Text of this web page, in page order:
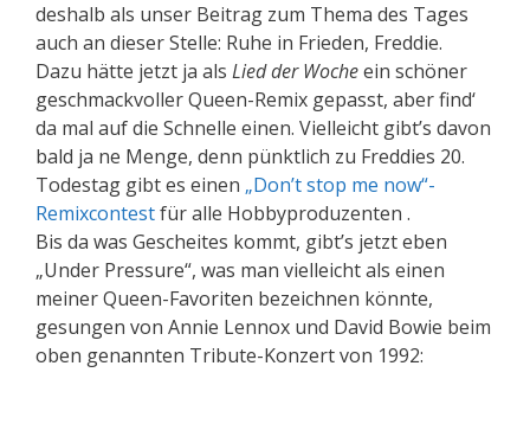
deshalb als unser Beitrag zum Thema des Tages
auch an dieser Stelle: Ruhe in Frieden, Freddie.
Dazu hätte jetzt ja als Lied der Wocheein schöner
geschmackvoller Queen-Remix gepasst, aber find‘
da mal auf die Schnelle einen. Vielleicht gibt’s davon
bald ja ne Menge, denn pünktlich zu Freddies 20.
Todestag gibt es einen „Don’t stop me now“-
Remixcontestfür alle Hobbyproduzenten .
Bis da was Gescheites kommt, gibt’s jetzt eben
„Under Pressure“, was man vielleicht als einen
meiner Queen-Favoriten bezeichnen könnte,
gesungen von Annie Lennox und David Bowie beim
oben genannten Tribute-Konzert von 1992: